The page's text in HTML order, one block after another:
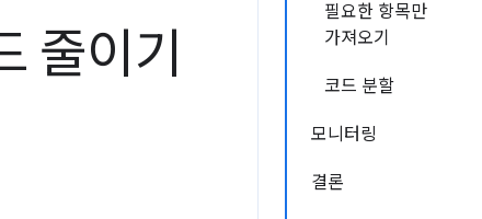
필요한 항목만
가져오기
코드 분할
모니터링
결론
줄이기